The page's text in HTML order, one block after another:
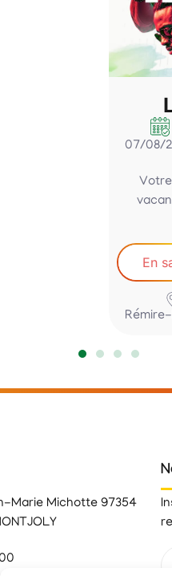
07/08/
En
Marie Michotte 97354